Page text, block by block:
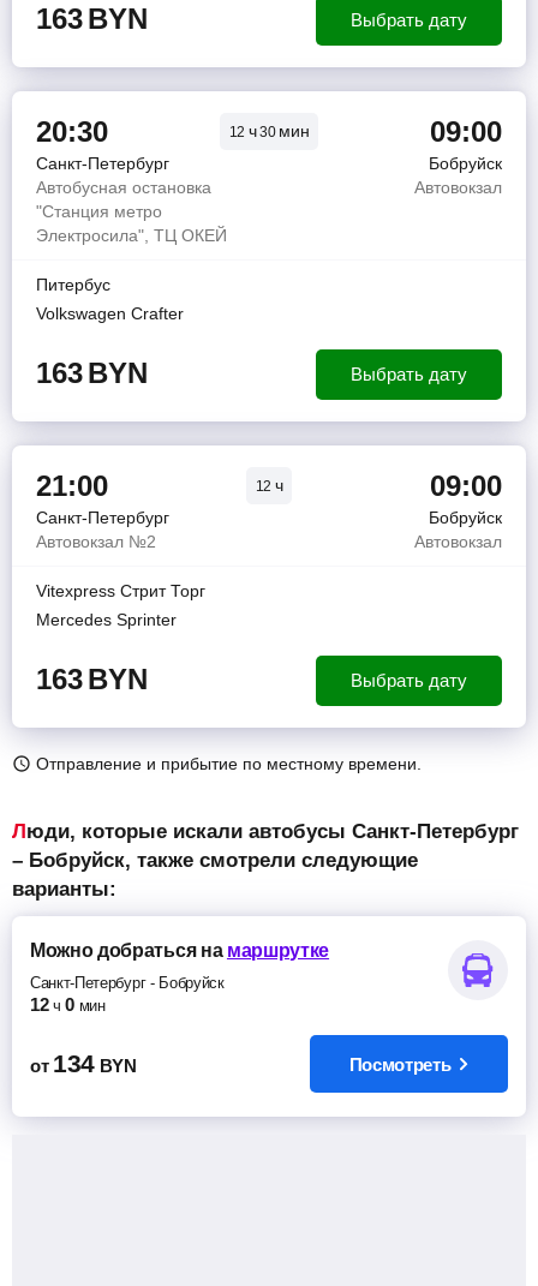
163BYN Выбрать дату
20:30 12 ч30 мин 09:00
Санкт-Петербург
Бобруйск
Автобусная остановка
"Станция метро
Электросила", ТЦ ОКЕЙ
Автовокзал
Питербус
Volkswagen Crafter
163BYN Выбрать дату
21:00 12 ч 09:00
Санкт-Петербург
Бобруйск
Автовокзал №2
Автовокзал
Vitexpress Стрит Торг
Mercedes Sprinter
163BYN Выбрать дату
Отправление и прибытие по местному времени.
Люди, которые искали автобусы Санкт-Петербург
– Бобруйск, также смотрели следующие
варианты:
Можно добратьсяна маршрутке
Санкт-Петербург- Бобруйск
12 ч 0 мин
от 134 BYN Посмотреть